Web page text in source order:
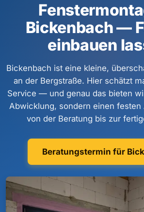
Bickenbach —
einbauen
Bickenbach ist eine kleine,
an der Bergstraße. Hier schätzt
Service — und genau das bieten
Abwicklung, sondern einen festen
von der Beratung bis zur
Beratungstermin für